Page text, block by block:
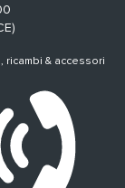
ricambi & accessori